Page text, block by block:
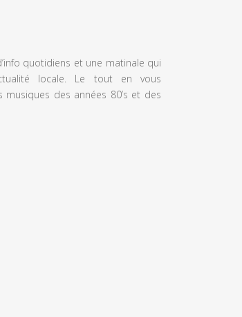
quotidiens et une matinale qui
locale. Le tout en vous
des années 80’s et des